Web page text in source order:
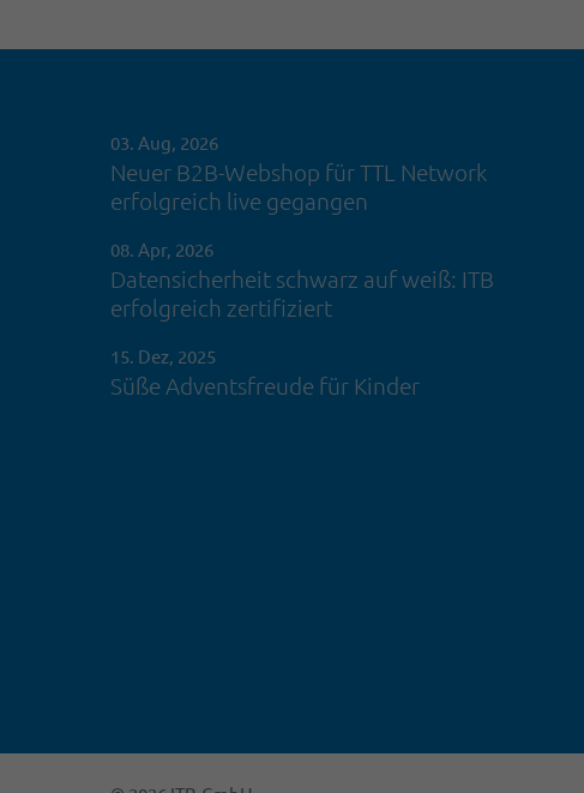
03. Aug, 2026
Neuer B2B-Webshop für TTL Network
erfolgreich live gegangen
08. Apr, 2026
Datensicherheit schwarz auf weiß: ITB
erfolgreich zertifiziert
15. Dez, 2025
Süße Adventsfreude für Kinder